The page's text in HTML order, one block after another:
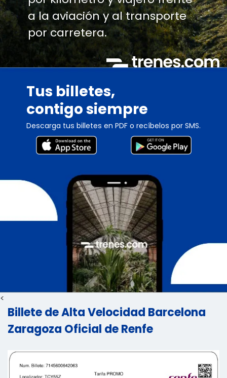
a la aviación y al transporte
por carretera.
Tus billetes,
contigo siempre
Descarga tus billetes en PDF o recíbelos por SMS.
<
Billete de Alta Velocidad Barcelona
Zaragoza Oficial de Renfe